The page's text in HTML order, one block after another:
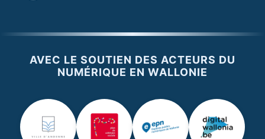
AVEC LE SOUTIEN DES ACTEURS DU
NUMÉRIQUE EN WALLONIE